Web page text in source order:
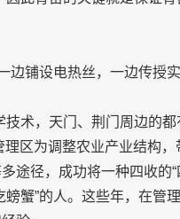
边铺设电热丝，一边传
术，天门、荆门周边的都
区为调整农业产业结构
途径，成功将一种四收的
螃蟹”的人。这些年，在管